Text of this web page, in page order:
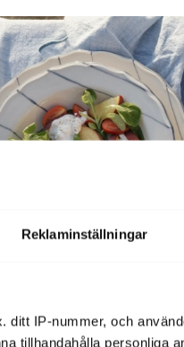
Reklaminställningar
ditt IP-nummer, och
tillhandahålla personliga